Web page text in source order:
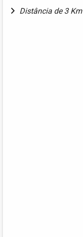
Distância de 3 Km